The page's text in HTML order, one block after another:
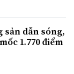
sản dẫn sóng,
1.770 điểm